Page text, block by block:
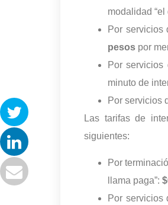
modalidad “el
Por servicios
pesos por
Por
minuto de
Por servicios
Las tarifas de
siguientes:
Por
llama paga”:
Por servicios